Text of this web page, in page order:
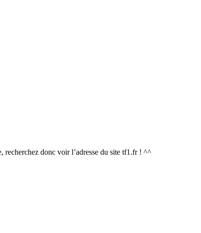
recherchez donc voir l’adresse du site tf1.fr ! ^^